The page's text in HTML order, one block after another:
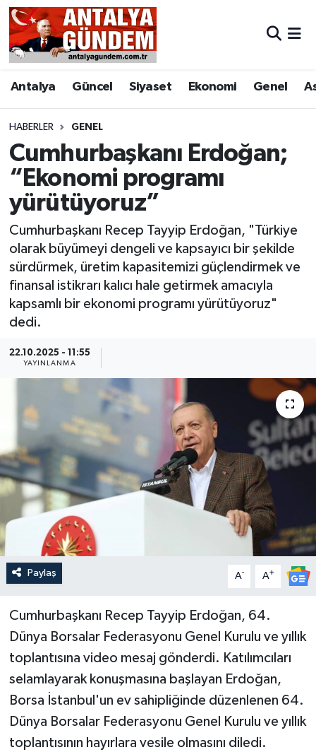
Antalya Güncel Siyaset Ekonomi Genel
HABERLER GENEL
Cumhurbaşkanı Erdoğan;
“Ekonomi programı
yürütüyoruz”
Cumhurbaşkanı Recep Tayyip Erdoğan, "Türkiye
olarak büyümeyi dengeli ve kapsayıcı bir şekilde
sürdürmek, üretim kapasitemizi güçlendirmek ve
finansal istikrarı kalıcı hale getirmek amacıyla
kapsamlı bir ekonomi programı yürütüyoruz"
dedi.
22.10.2025 - 11:55
YAYINLANMA
Paylaş A- A+
Cumhurbaşkanı Recep Tayyip Erdoğan, 64.
Dünya Borsalar Federasyonu Genel Kurulu ve yıllık
toplantısına video mesaj gönderdi. Katılımcıları
selamlayarak konuşmasına başlayan Erdoğan,
Borsa İstanbul'un ev sahipliğinde düzenlenen 64.
Dünya Borsalar Federasyonu Genel Kurulu ve yıllık
toplantısının hayırlara vesile olmasını diledi.
Antalya
Asayiş
Bilim & Teknoloji
Bölge
EĞİTİM
Ekonomi
Genel
Görüntülü Haber
Kültür & Sanat
Resmi İlan
Sağlık & Yaşam
Siyaset
Spor
Antalya Nöbetçi Eczaneler
Antalya Hava Durumu
Antalya Namaz Vakitleri
Antalya Trafik Yoğunluk Haritası
Süper Lig Puan Durumu ve Fikstür
Tüm Manşetler
Son Dakika Haberleri
Haber Arşivi